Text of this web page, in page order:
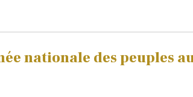
nationale des peuples